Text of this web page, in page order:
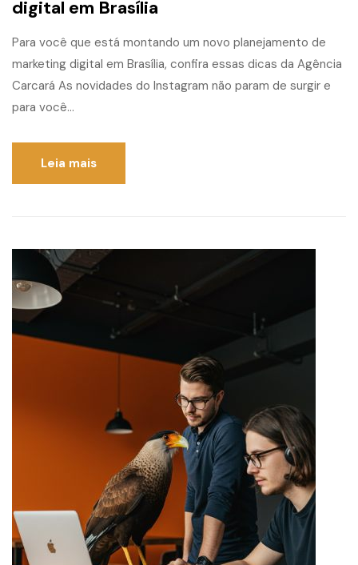
digital em Brasília
Para você que está montando um novo planejamento de
marketing digital em Brasília, confira essas dicas da Agência
Carcará As novidades do Instagram não param de surgir e
para você...
Leia mais